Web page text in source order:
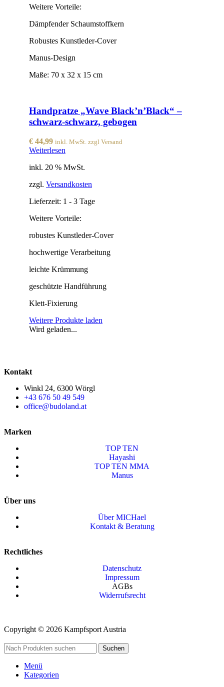
Weitere Vorteile:
Dämpfender Schaumstoffkern
Robustes Kunstleder-Cover
Manus-Design
Maße: 70 x 32 x 15 cm
Handpratze „Wave Black’n’Black“ –
schwarz-schwarz, gebogen
€ 44,99 inkl. MwSt. zzgl Versand
Weiterlesen
inkl. 20 % MwSt.
zzgl. Versandkosten
Lieferzeit: 1 - 3 Tage
Weitere Vorteile:
robustes Kunstleder-Cover
hochwertige Verarbeitung
leichte Krümmung
geschützte Handführung
Klett-Fixierung
Weitere Produkte laden
Wird geladen...
Kontakt
Winkl 24, 6300 Wörgl
+43 676 50 49 549
office@budoland.at
Marken
TOP TEN
Hayashi
TOP TEN MMA
Manus
Über uns
Über MICHael
Kontakt & Beratung
Rechtliches
Datenschutz
Impressum
AGBs
Widerrufsrecht
Copyright © 2026 Kampfsport Austria
Suchen
Menü
Kategorien